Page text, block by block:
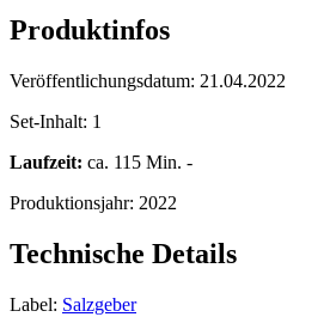
Produktinfos
Veröffentlichungsdatum: 21.04.2022
Set-Inhalt: 1
Laufzeit: ca. 115 Min. -
Produktionsjahr: 2022
Technische Details
Label: Salzgeber